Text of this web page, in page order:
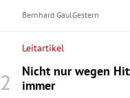
Bernhard GaulGestern
Leitartikel
Nicht nur wegen
immer